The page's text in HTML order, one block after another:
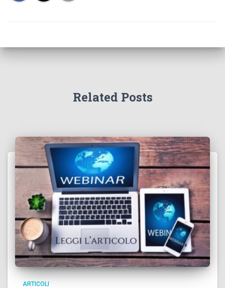
Related Posts
ARTICOLI